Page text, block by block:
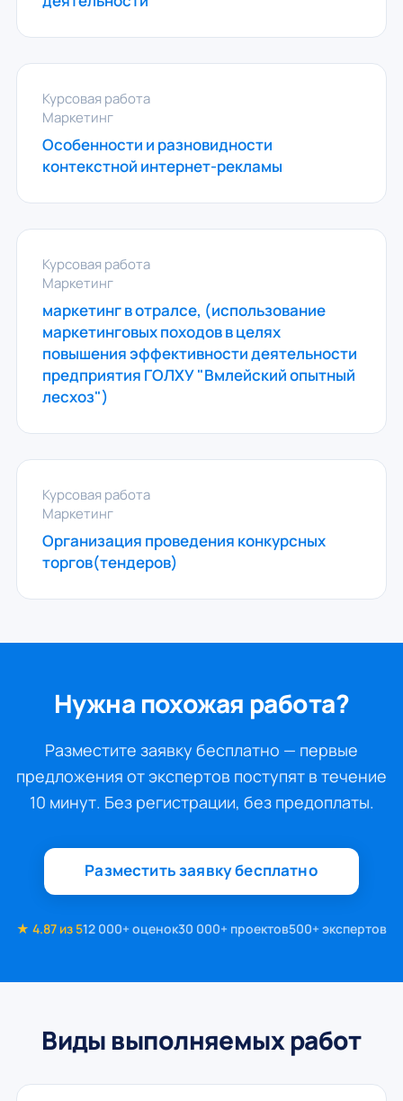
Курсовая работа
Маркетинг
Особенности и разновидности
контекстной интернет-рекламы
Курсовая работа
Маркетинг
маркетинг в отралсе, (использование
маркетинговых походов в целях
повышения эффективности деятельности
предприятия ГОЛХУ "Вмлейский опытный
лесхоз")
Курсовая работа
Маркетинг
Организация проведения конкурсных
торгов(тендеров)
Нужна похожая работа?
Разместите заявку бесплатно — первые
предложения от экспертов поступят в течение
10 минут. Без регистрации, без предоплаты.
Разместить заявку бесплатно
★ 4.87 из 512 000+ оценок30 000+ проектов500+ экспертов
Виды выполняемых работ